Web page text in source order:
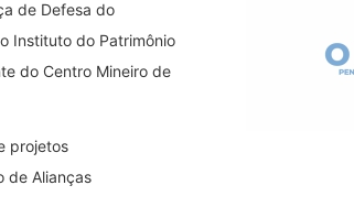
de Defesa do
Instituto do Patrimônio
do Centro Mineiro de
projetos
de Alianças